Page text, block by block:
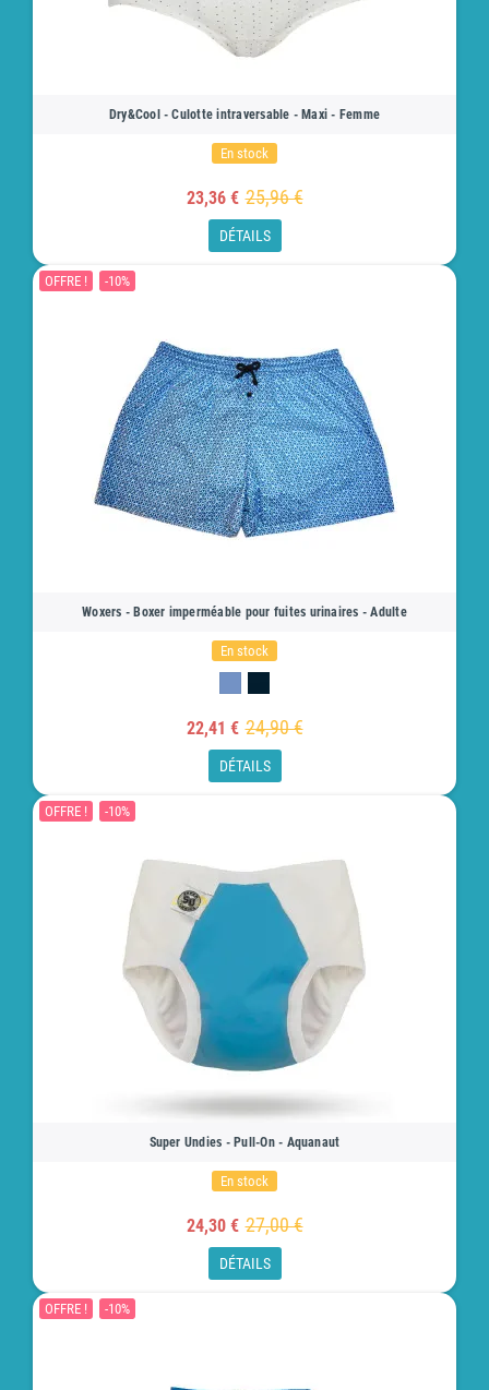
Dry&Cool - Culotte intraversable - Maxi - Femme
En stock
23,36 € 25,96 €
DÉTAILS
OFFRE ! -10%
Woxers - Boxer imperméable pour fuites urinaires - Adulte
En stock
22,41 € 24,90 €
DÉTAILS
OFFRE ! -10%
Super Undies - Pull-On - Aquanaut
En stock
24,30 € 27,00 €
DÉTAILS
OFFRE ! -10%